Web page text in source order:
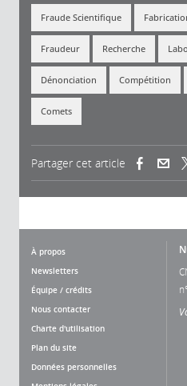
Fraude Scientifique
Fraudeur Recherche
Dénonciation Compétition
Comets
Partager cet article (link
À propos
Newsletters
Équipe / crédits
Nous contacter
Charte d'utilisation
Plan du site
Données personnelles